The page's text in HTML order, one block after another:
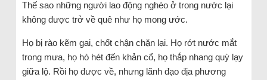
Thế sao những người lao động nghèo ở trong nước lại
không được trở về quê như họ mong ước.
Họ bị rào kẽm gai, chốt chận chặn lại. Họ rớt nước mắt
trong mưa, họ hò hét đến khản cổ, họ thắp nhang quỳ lạy
giữa lộ. Rồi họ được về, nhưng lãnh đạo địa phương